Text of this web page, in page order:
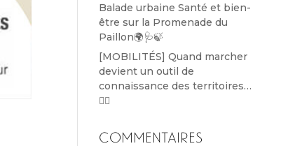
Balade urbaine Santé et bien-
être sur la Promenade du
Paillon🌍🩺🍃
[MOBILITÉS] Quand marcher
devient un outil de
connaissance des territoires…
🚶‍♀️
Commentaires